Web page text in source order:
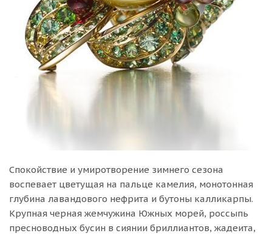
Спокойствие и умиротворение зимнего сезона
воспевает цветущая на пальце камелия, монотонная
глубина лавандового нефрита и бутоны калликарпы.
Крупная черная жемчужина Южных морей, россыпь
пресноводных бусин в сиянии бриллиантов, жадеита,